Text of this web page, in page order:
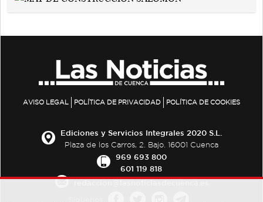
AVISO LEGAL POLÍTICA DE PRIVACIDAD POLÍTICA DE COOKIES
Ediciones y Servicios Integrales 2020 S.L.
Plaza de los Carros, 2. Bajo. 16001 Cuenca
969 693 800
601 119 818